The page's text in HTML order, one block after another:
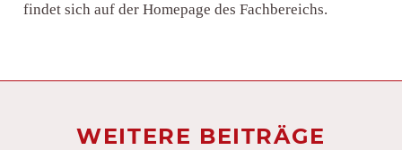
findet sich auf der Homepage des Fachbereichs.
WEITERE BEITRÄGE